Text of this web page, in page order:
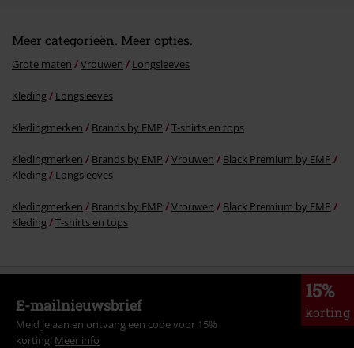
Meer categorieën. Meer opties.
Grote maten Vrouwen Longsleeves
Kleding Longsleeves
Kledingmerken Brands by EMP T-shirts en tops
Kledingmerken Brands by EMP Vrouwen
Black Premium by EMP
Kleding
Longsleeves
Kledingmerken Brands by EMP Vrouwen
Black Premium by EMP
Kleding
T-shirts en tops
15%
korting
E-mailnieuwsbrief
Meld je aan en ontvang een code voor 15%
korting! Meer info